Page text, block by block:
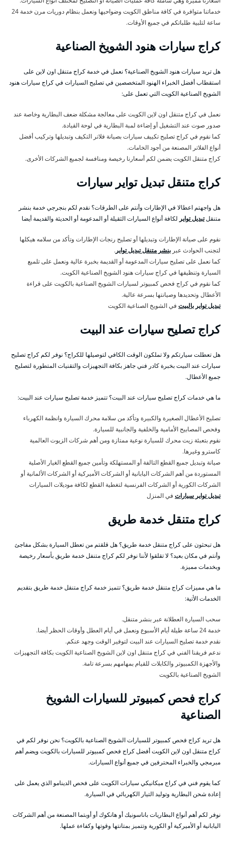
خدماتنا متوافرة في كافة مناطق الكويت وضواحيها ونعمل بنظام دوريات مرن خدمة 24
ساعة لتلبية طلباتكم في جميع الأوقات.
كراج سيارات هنود الشويخ الصناعية
هل تريد سيارات هنود الشويخ الصناعية؟ نعمل في خدمة كراج متنقل اون لاين على
استقطاب أفضل الخبراء الهنود المتخصصين في تصليح السيارات في كراج سيارات هنود
الشويخ الصناعية الكويت التي تعمل على:
نعمل في كراج متنقل اون لاين الكويت على معالجة مشكلة ضعف البطارية وخاصة عند
صدور صوت عند التشغيل أو إضاءة لمبة البطارية في لوحة القيادة.
كما نقوم في كراج تصليح تكييف سيارات بصيانة فلاتر التكيف وتبديلها وتركيب أفضل
أنواع الفلاتر المصنعة من أجود الخامات.
كراج متنقل الكويت يضمن لكم أسعارنا رخيصة ومنافسة لجميع الشركات الأخرى.
كراج متنقل تبديل تواير سيارات
هل واجهتم اعطالا في الإطارات وأنتم على الطرقات؟ نقدم لكم بنجرجي خدمة بنشر
متنقلتبديل تواير لكافة أنواع السيارات الثقيلة أو المدعومة أو الحديثة والقديمة أيضا
نقوم على صيانة الإطارات وتبديلها أو تصليح رنجات الإطارات وتأكد من سلامه هيكلها
لتجنب الحوادث عبر بنشر متنقل تبديل تواير.
كما نعمل على تصليح سيارات المدعومة أو القديمة بخبرة عالية ونعمل على تلميع
السيارة وتنظيفها في كراج سيارات هنود الشويخ الصناعية الكويت.
كما نقوم في كراج فحص كمبيوتر لسيارات الشويخ الصناعية بالكويت على قراءة
الأعطال وتحديدها وصيانتها بسرعة عالية.
تبديل تواير بالبيت في الشويخ الصناعية الكويت
كراج تصليح سيارات عند البيت
هل تعطلت سيارتكم ولا تملكون الوقت الكافي لتوصيلها للكراج؟ نوفر لكم كراج تصليح
سيارات عند البيت بخبرة كادر فني جاهز بكافة التجهيزات والتقنيات المتطورة لتصليح
جميع الأعطال.
ما هي خدمات كراج تصليح سيارات عند البيت؟ تتميز خدمة تصليح سيارات عند البيت:
تصليح الأعطال الصغيرة والكبيرة وتأكد من سلامة محرك السيارة وانظمة الكهرباء
وفحص المصابيح الأمامية والخلفية والجانبية للسيارة.
نقوم بتعبئة زيت محرك للسيارة نوعية ممتازة ومن أهم شركات الزيوت العالمية
كاسترو وغيرها.
صيانة وتبديل جميع القطع التالفة أو المستهلكة وتأمين جميع القطع الغيار الأصلية
المستوردة من أهم الشركات اليابانية أو الشركات الأميركية أو الشركات الألمانية أو
الشركات الكورية أو الشركات الفرنسية لتغطية القطع لكافة موديلات السيارات
تبديل تواير سيارات في المنزل
كراج متنقل خدمة طريق
هل تبحثون على كراج متنقل خدمة طريق؟ هل قلقتم من تعطل السيارة بشكل مفاجئ
وأنتم في مكان بعيد؟ لا تقلقوا لأننا نوفر لكم كراج متنفل خدمة طريق بأسعار رخيصة
وبخدمات مميزة.
ما هي مميزات كراج متنقل خدمة طريق؟ تتميز خدمة كراج متنقل خدمة طريق بتقديم
الخدمات الأتية:
سحب السيارة العطلانة عبر بنشر متنقل.
خدمة 24 ساعة طيلة أيام الأسبوع ونعمل في أيام العطل وأوقات الحظر أيضا.
نقدم خدمة تصليح السيارات عند البيت لتوفير الوقت وجهد عنكم.
ندعم فريقنا الفني في كراج متنقل اون لاين الشويخ الصناعية الكويت بكافة التجهيزات
والأجهزة الكمبيوتر والكابلات للقيام بمهامهم بسرعة تامة.
الشويخ الصناعية بالكويت
كراج فحص كمبيوتر للسيارات الشويخ
الصناعية
هل تريد كراج فحص كمبيوتر للسيارات الشويخ الصناعية بالكويت؟ نحن نوفر لكم في
كراج متنقل اون لاين الكويت أفضل كراج فحص كمبيوتر للسيارات بالكويت ويضم أهم
مبرمجي والخبراء المحترفين في جميع أنواع السيارات.
كما يقوم فني في كراج ميكانيكي سيارات الكويت على فحص الدينامو الذي يعمل على
إعادة شحن البطارية وتوليد التيار الكهربائي في السيارة.
نوفر لكم أهم أنواع البطاريات باناسونيك أو هانكوك أو أوبتما المصنعة من أهم الشركات
اليابانية أو الأميركية أو الكورية وتتميز بمتانتها وقوتها وكفاءة عملها.